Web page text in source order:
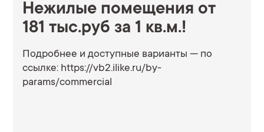
Нежилые помещения от
181 тыс.руб за 1 кв.м.!
Подробнее и доступные варианты — по
ссылке: https://vb2.ilike.ru/by-
params/commercial